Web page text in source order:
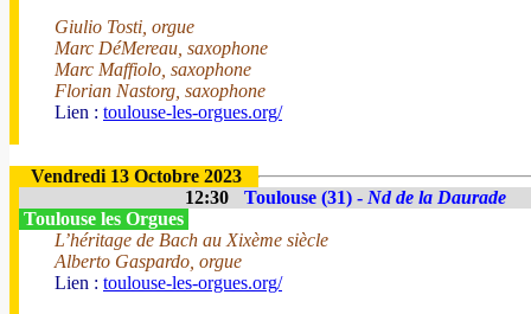
Giulio Tosti, orgue
Marc DéMereau, saxophone
Marc Maffiolo, saxophone
Florian Nastorg, saxophone
Lien : toulouse-les-orgues.org/
Vendredi 13 Octobre 2023
12:30
Toulouse (31) - Nd de la Daurade
Toulouse les Orgues
L’héritage de Bach au Xixème siècle
Alberto Gaspardo, orgue
Lien : toulouse-les-orgues.org/